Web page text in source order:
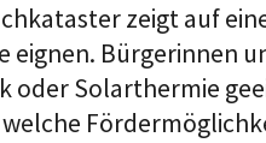
zeigt auf
eignen. Bürgerinnen
oder Solarthermie